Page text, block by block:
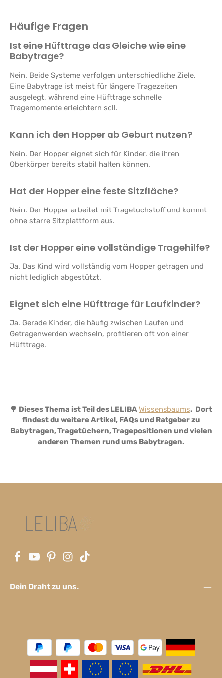
Häufige Fragen
Ist eine Hüfttrage das Gleiche wie eine
Babytrage?
Nein. Beide Systeme verfolgen unterschiedliche Ziele.
Eine Babytrage ist meist für längere Tragezeiten
ausgelegt, während eine Hüfttrage schnelle
Tragemomente erleichtern soll.
Kann ich den Hopper ab Geburt nutzen?
Nein. Der Hopper eignet sich für Kinder, die ihren
Oberkörper bereits stabil halten können.
Hat der Hopper eine feste Sitzfläche?
Nein. Der Hopper arbeitet mit Tragetuchstoff und kommt
ohne starre Sitzplattform aus.
Ist der Hopper eine vollständige Tragehilfe?
Ja. Das Kind wird vollständig vom Hopper getragen und
nicht lediglich abgestützt.
Eignet sich eine Hüfttrage für Laufkinder?
Ja. Gerade Kinder, die häufig zwischen Laufen und
Getragenwerden wechseln, profitieren oft von einer
Hüfttrage.
🌳 Dieses Thema ist Teil des LELIBAWissensbaums. Dort
findest du weitere Artikel, FAQs und Ratgeber zu
Babytragen, Tragetüchern, Tragepositionen und vielen
anderen Themen rund ums Babytragen.
Dein Draht zu uns.